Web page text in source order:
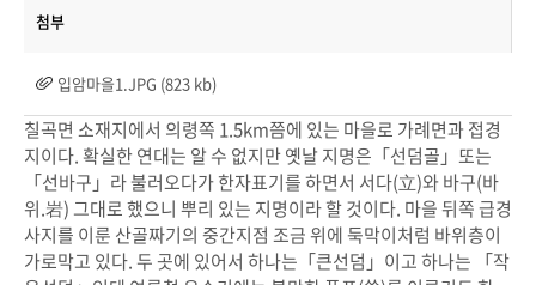
첨부
입암마을1.JPG (823 kb)
칠곡면 소재지에서 의령쪽 1.5km쯤에 있는 마을로 가례면과 접경
지이다. 확실한 연대는 알 수 없지만 옛날 지명은「선덤골」또는
「선바구」라 불러오다가 한자표기를 하면서 서다(立)와 바구(바
위.岩) 그대로 했으니 뿌리 있는 지명이라 할 것이다. 마을 뒤쪽 급경
사지를 이룬 산골짜기의 중간지점 조금 위에 둑막이처럼 바위층이
가로막고 있다. 두 곳에 있어서 하나는「큰선덤」이고 하나는 「작